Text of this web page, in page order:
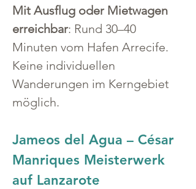
Mit Ausflug oder Mietwagen
erreichbar: Rund 30–40
Minuten vom Hafen Arrecife.
Keine individuellen
Wanderungen im Kerngebiet
möglich.
Jameos del Agua – César
Manriques Meisterwerk
auf Lanzarote